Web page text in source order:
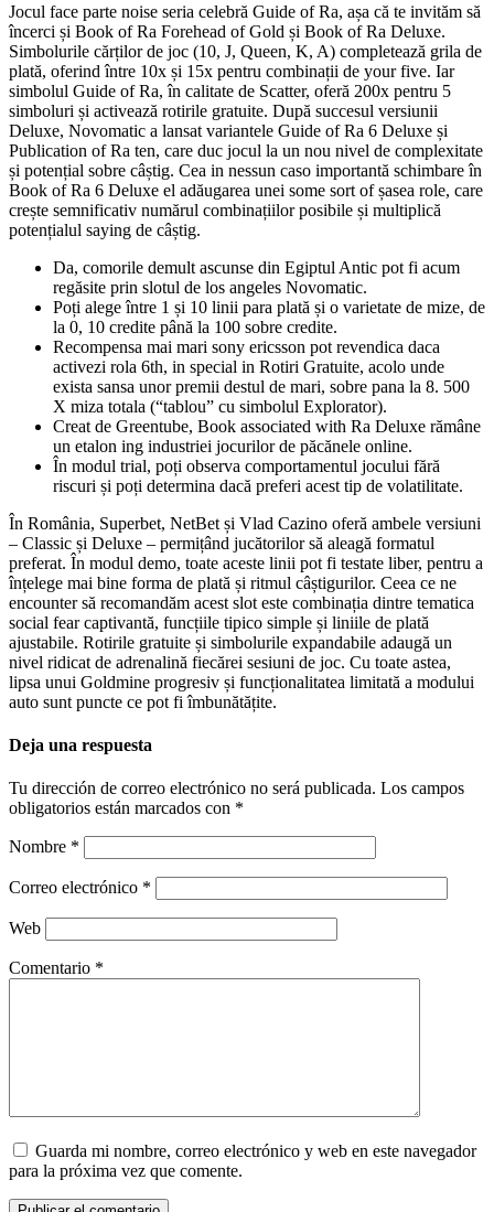
Jocul face parte noise seria celebră Guide of Ra, așa că te invităm să
încerci și Book of Ra Forehead of Gold și Book of Ra Deluxe.
Simbolurile cărților de joc (10, J, Queen, K, A) completează grila de
plată, oferind între 10x și 15x pentru combinații de your five. Iar
simbolul Guide of Ra, în calitate de Scatter, oferă 200x pentru 5
simboluri și activează rotirile gratuite. După succesul versiunii
Deluxe, Novomatic a lansat variantele Guide of Ra 6 Deluxe și
Publication of Ra ten, care duc jocul la un nou nivel de complexitate
și potențial sobre câștig. Cea in nessun caso importantă schimbare în
Book of Ra 6 Deluxe el adăugarea unei some sort of șasea role, care
crește semnificativ numărul combinațiilor posibile și multiplică
potențialul saying de câștig.
Da, comorile demult ascunse din Egiptul Antic pot fi acum
regăsite prin slotul de los angeles Novomatic.
Poți alege între 1 și 10 linii para plată și o varietate de mize, de
la 0, 10 credite până la 100 sobre credite.
Recompensa mai mari sony ericsson pot revendica daca
activezi rola 6th, in special in Rotiri Gratuite, acolo unde
exista sansa unor premii destul de mari, sobre pana la 8. 500
X miza totala (“tablou” cu simbolul Explorator).
Creat de Greentube, Book associated with Ra Deluxe rămâne
un etalon ing industriei jocurilor de păcănele online.
În modul trial, poți observa comportamentul jocului fără
riscuri și poți determina dacă preferi acest tip de volatilitate.
În România, Superbet, NetBet și Vlad Cazino oferă ambele versiuni
– Classic și Deluxe – permițând jucătorilor să aleagă formatul
preferat. În modul demo, toate aceste linii pot fi testate liber, pentru a
înțelege mai bine forma de plată și ritmul câștigurilor. Ceea ce ne
encounter să recomandăm acest slot este combinația dintre tematica
social fear captivantă, funcțiile tipico simple și liniile de plată
ajustabile. Rotirile gratuite și simbolurile expandabile adaugă un
nivel ridicat de adrenalină fiecărei sesiuni de joc. Cu toate astea,
lipsa unui Goldmine progresiv și funcționalitatea limitată a modului
auto sunt puncte ce pot fi îmbunătățite.
Deja una respuesta
Tu dirección de correo electrónico no será publicada. Los campos
obligatorios están marcados con *
Nombre *
Correo electrónico *
Web
Comentario *
Guarda mi nombre, correo electrónico y web en este navegador
para la próxima vez que comente.